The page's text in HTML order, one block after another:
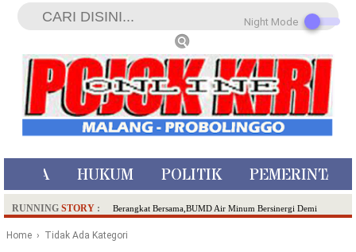
HUKUM POLITIK
RUNNING STORY : Berangkat Bersama,BUMD Air Minum Bersinergi Demi
Home › Tidak Ada Kategori
Night Mode